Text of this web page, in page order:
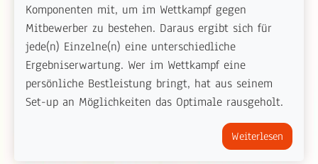
Komponenten mit, um im Wettkampf gegen
Mitbewerber zu bestehen. Daraus ergibt sich für
jede(n) Einzelne(n) eine unterschiedliche
Ergebniserwartung. Wer im Wettkampf eine
persönliche Bestleistung bringt, hat aus seinem
Set-up an Möglichkeiten das Optimale rausgeholt.
Weiterlesen